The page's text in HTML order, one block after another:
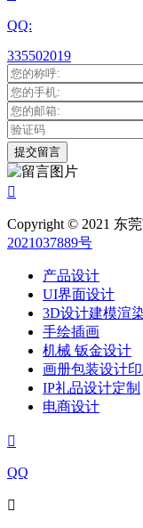
QQ:
335502019

Copyright © 2021 东
2021037889号
产品设计
UI界面设计
3D设计建模渲
手绘插画
机械 钣金设计
画册包装设计印
IP礼品设计定制
电商设计

QQ
